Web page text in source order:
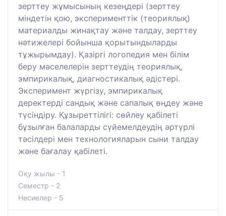
зерттеу жұмысының кезеңдері (зерттеу
міндетін қою, эксперименттік (теориялық)
материалды жинақтау және талдау, зерттеу
нәтижелері бойынша қорытындыларды
тұжырымдау). Қазіргі логопедия мен білім
беру мәселелерін зерттеудің теориялық,
эмпирикалық, диагностикалық әдістері.
Эксперимент жүргізу, эмпирикалық
деректерді сандық және сапалық өңдеу және
түсіндіру. Құзыреттілігі: сөйлеу қабілеті
бұзылған балаларды сүйемелдеудің әртүрлі
тәсілдері мен технологияларын сыни талдау
және бағалау қабілеті.
Оқу жылы - 1
Семестр - 2
Несиелер - 5